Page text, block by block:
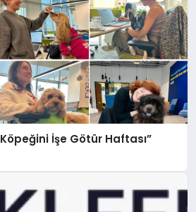
İşe Götür Haftası”